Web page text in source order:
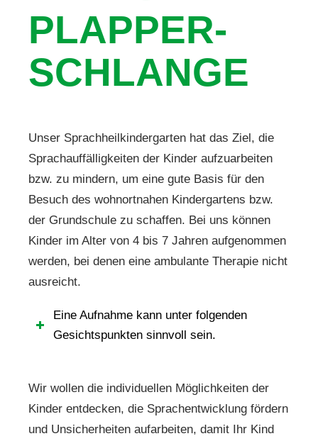
PLAPPER­
SCHLANGE
Unser Sprachheilkindergarten hat das Ziel, die
Sprachauffälligkeiten der Kinder aufzuarbeiten
bzw. zu mindern, um eine gute Basis für den
Besuch des wohnortnahen Kindergartens bzw.
der Grundschule zu schaffen. Bei uns können
Kinder im Alter von 4 bis 7 Jahren aufgenommen
werden, bei denen eine ambulante Therapie nicht
ausreicht.
Eine Aufnahme kann unter folgenden
Gesichtspunkten sinnvoll sein.
Wir wollen die individuellen Möglichkeiten der
Kinder entdecken, die Sprachentwicklung fördern
und Unsicherheiten aufarbeiten, damit Ihr Kind